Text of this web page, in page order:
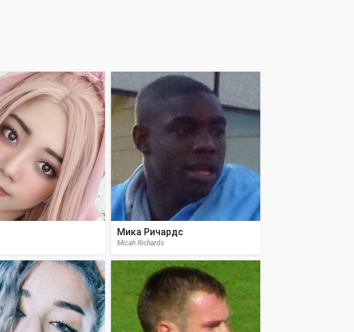
Мика Ричардс
Micah Richards